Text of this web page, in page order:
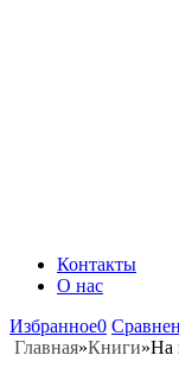
Контакты
О нас
Избранное0
Главная»Книги»На